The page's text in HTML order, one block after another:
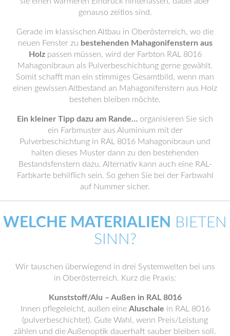
genauso zeitlos sind.
Gerade im klassischen Altbau in Oberösterreich, wo die
neuen Fenster zu bestehenden Mahagonifenstern aus
Holzpassen müssen, wird der Farbton RAL 8016
Mahagonibraun als Pulverbeschichtung gerne gewählt.
Somit schafft man ein stimmiges Gesamtbild, wenn man
einen gewissen Altbestand an Mahagonifenstern aus Holz
bestehen bleiben möchte.
Ein kleiner Tipp dazu am Rande… organisieren Sie sich
ein Farbmuster aus Aluminium mit der
Pulverbeschichtung in RAL 8016 Mahagonibraun und
halten dieses Muster dann zu den bestehenden
Bestandsfenstern dazu. Alternativ kann auch eine RAL-
Farbkarte behilflich sein. So gehen Sie bei der Farbwahl
auf Nummer sicher.
WELCHE MATERIALIEN BIETEN
SINN?
Wir tauschen überwiegend in drei Systemwelten bei uns
in Oberösterreich. Kurz die Praxis:
Kunststoff/Alu – Außen in RAL 8016
Innen pflegeleicht, außen eine Aluschale in RAL 8016
(pulverbeschichtet). Gute Wahl, wenn Preis/Leistung
zählen und die Außenoptik dauerhaft sauber bleiben soll.